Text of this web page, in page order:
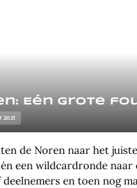
Eén grote
2021
de Noren naar het
een wildcardronde naar
en toen nog